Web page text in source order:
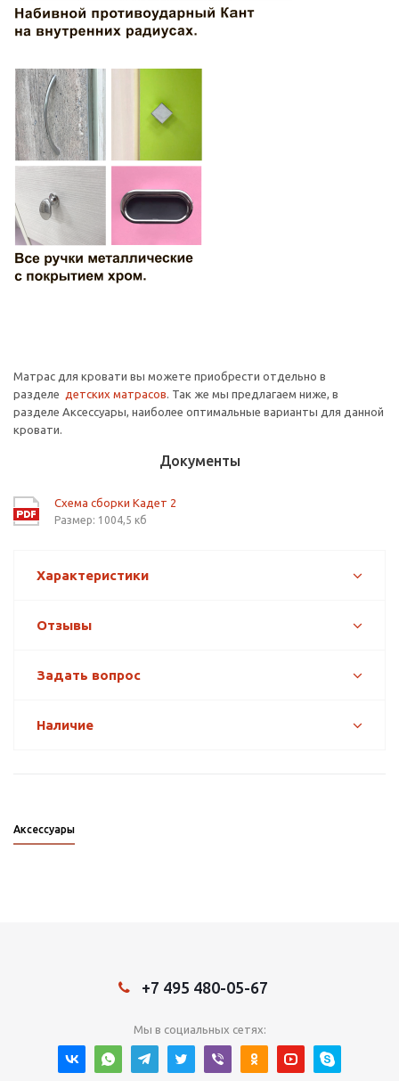
Матрас для кровати вы можете приобрести отдельно в
разделе детских матрасов. Так же мы предлагаем ниже, в
разделе Аксессуары, наиболее оптимальные варианты для данной
кровати.
Документы
Схема сборки Кадет 2
Размер: 1004,5 кб
Характеристики
Отзывы
Задать вопрос
Наличие
Аксессуары
+7 495 480-05-67
Мы в социальных сетях: